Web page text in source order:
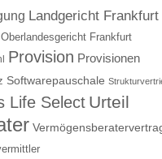
Landgericht Frankfurt
Oberlandesgericht Frankfurt
Provision Provisionen
Softwarepauschale
Life Select Urteil